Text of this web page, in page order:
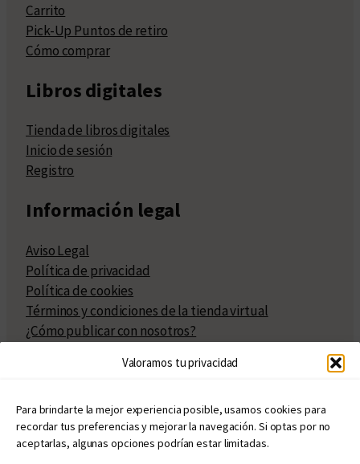
Valoramos tu privacidad
Para brindarte la mejor experiencia posible, usamos cookies para
recordar tus preferencias y mejorar la navegación. Si optas por no
aceptarlas, algunas opciones podrían estar limitadas.
Carrito
Pick-Up Puntos de retiro
Cómo comprar
Libros digitales
Tienda de libros digitales
Inicio de sesión
Registro
Información legal
Aviso Legal
Política de privacidad
Política de cookies
Términos y condiciones de la tienda virtual
¿Cómo publicar con nosotros?
Políticas de publicación
Políticas de coedición
Atribuciones